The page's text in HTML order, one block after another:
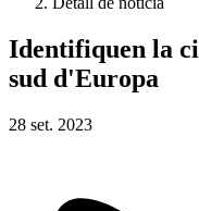
Identifiquen la
sud d'Europa
28 set. 2023